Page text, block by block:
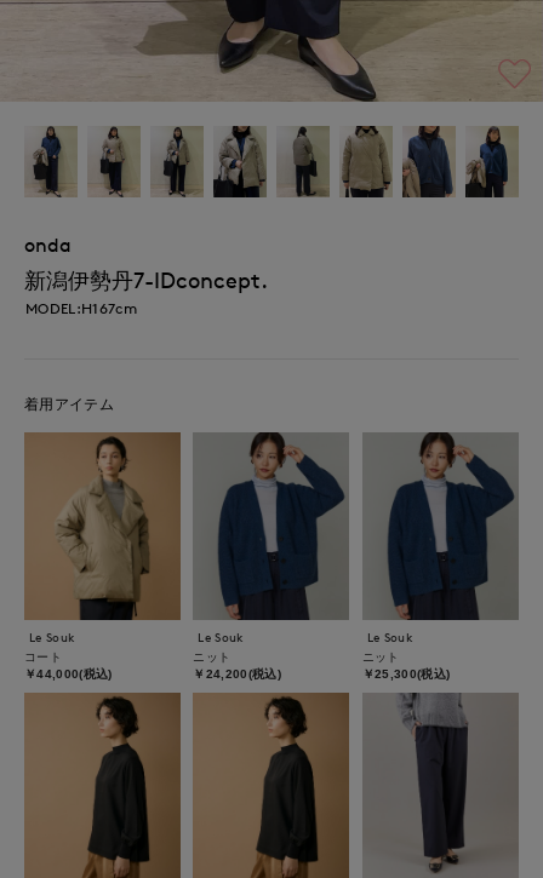
onda
新潟伊勢丹7-IDconcept.
MODEL:H167cm
着用アイテム
Le Souk
コート
￥44,000(税込)
Le Souk
ニット
￥24,200(税込)
Le Souk
ニット
￥25,300(税込)